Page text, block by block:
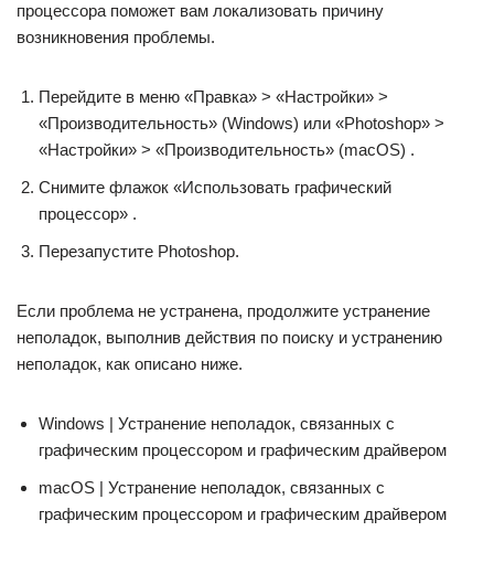
процессора поможет вам локализовать причину
возникновения проблемы.
Перейдите в меню «Правка» > «Настройки» >
«Производительность» (Windows) или «Photoshop» >
«Настройки» > «Производительность» (macOS) .
Снимите флажок «Использовать графический
процессор» .
Перезапустите Photoshop.
Если проблема не устранена, продолжите устранение
неполадок, выполнив действия по поиску и устранению
неполадок, как описано ниже.
Windows | Устранение неполадок, связанных с
графическим процессором и графическим драйвером
macOS | Устранение неполадок, связанных с
графическим процессором и графическим драйвером